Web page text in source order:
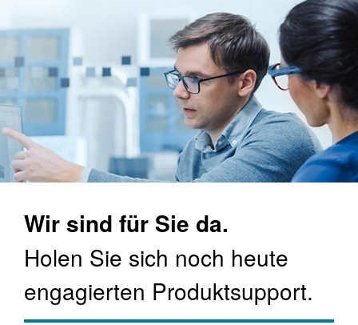
Wir sind für Sie da.
Holen Sie sich noch heute
engagierten Produktsupport.